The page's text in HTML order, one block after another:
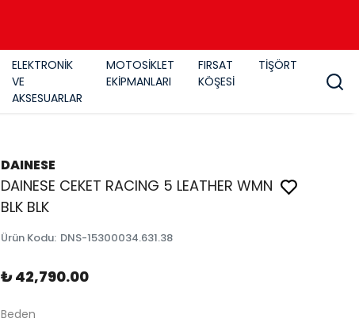
ELEKTRONİK
VE
AKSESUARLAR
MOTOSİKLET
EKİPMANLARI
FIRSAT
KÖŞESİ
TİŞÖRT
DAINESE
DAINESE CEKET RACING 5 LEATHER WMN
BLK BLK
Ürün Kodu: DNS-15300034.631.38
₺ 42,790.00
Beden